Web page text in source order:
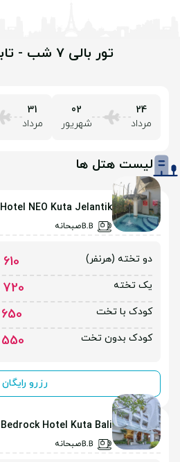
تور بالی 7 شب - تابستان 1405
24
مرداد
02
شهریور
31
مرداد
لیست هتل ها
Hotel NEO Kuta Jelantik
صبحانه
دو تخته (هرنفر) 610
یک تخته
720
کودک با تخت
650
کودک بدون تخت
550
رزرو رایگان
Bedrock Hotel Kuta Bali
صبحانه